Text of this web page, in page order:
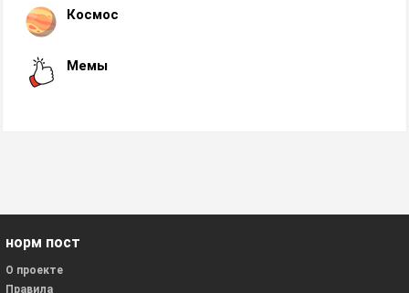
Космос
Мемы
норм пост
О проекте
Правила